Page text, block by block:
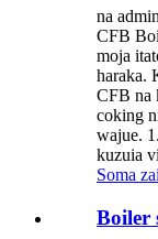
na
CFB
moja
haraka.
CFB na
coking
wajue.
kuzuia
Soma
Boiler